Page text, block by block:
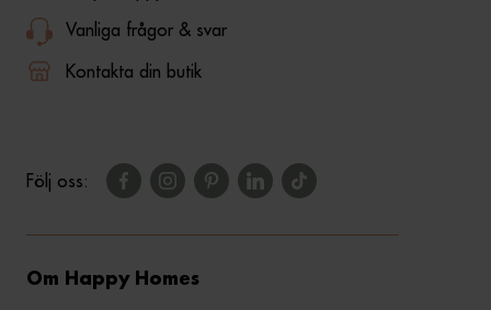
Vanliga frågor & svar
Kontakta din butik
Följ oss:
Om Happy Homes